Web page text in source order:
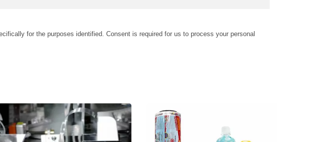
for the purposes identified. Consent is required for us to process your personal